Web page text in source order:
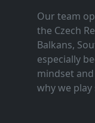
Our team
the Czech
Balkans,
especially
mindset
why we